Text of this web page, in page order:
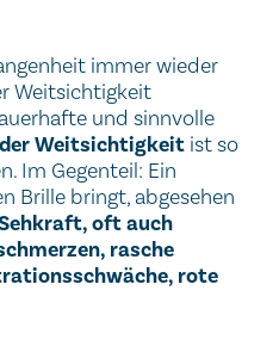
immer wieder
Weitsichtigkeit
und sinnvolle
Weitsichtigkeit ist so
Im Gegenteil: Ein
Brille bringt, abgesehen
oft auch
rasche
rote